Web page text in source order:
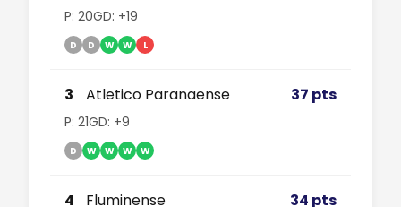
P: 20GD: +19
D D W W L
3 Atletico Paranaense 37 pts
P: 21GD: +9
D W W W W
4 Fluminense 34 pts